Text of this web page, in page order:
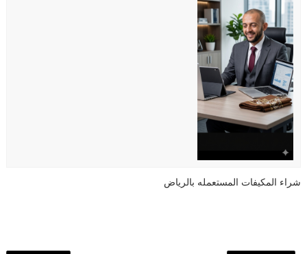
شراء المكيفات المستعمله بالرياض